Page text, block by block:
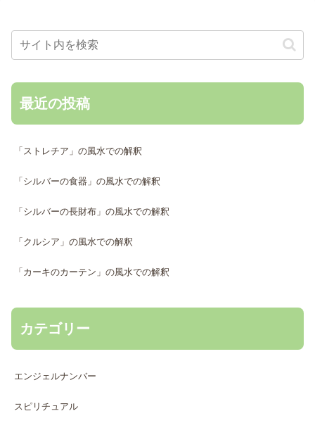
最近の投稿
「ストレチア」の風水での解釈
「シルバーの食器」の風水での解釈
「シルバーの長財布」の風水での解釈
「クルシア」の風水での解釈
「カーキのカーテン」の風水での解釈
カテゴリー
エンジェルナンバー
スピリチュアル